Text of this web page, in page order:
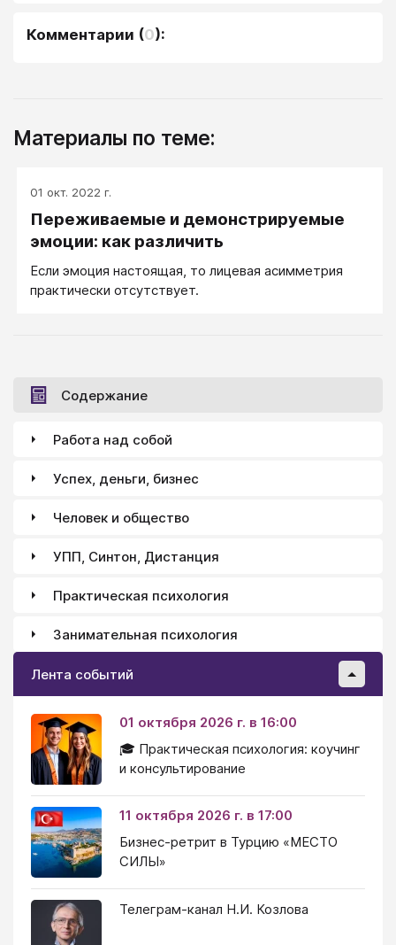
Комментарии (0):
Материалы по теме:
01 окт. 2022 г.
Переживаемые и демонстрируемые
эмоции: как различить
Если эмоция настоящая, то лицевая асимметрия
практически отсутствует.
Содержание
Работа над собой
Успех, деньги, бизнес
Человек и общество
УПП, Синтон, Дистанция
Практическая психология
Занимательная психология
Лента событий
01 октября 2026 г. в 16:00
🎓 Практическая психология: коучинг
и консультирование
11 октября 2026 г. в 17:00
Бизнес-ретрит в Турцию «МЕСТО
СИЛЫ»
Телеграм-канал Н.И. Козлова